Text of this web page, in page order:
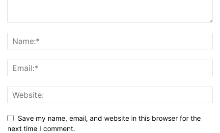
Save my name, email, and website in this browser for the
next time I comment.